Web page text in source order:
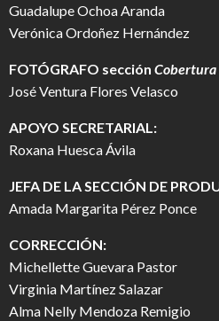
Guadalupe Ochoa Aranda
Verónica Ordoñez Hernández
FOTÓGRAFO sección Cobertura
José Ventura Flores Velasco
APOYO SECRETARIAL:
Roxana Huesca Ávila
JEFA DE LA SECCIÓN DE
Amada Margarita Pérez Ponce
CORRECCIÓN:
Michellette Guevara Pastor
Virginia Martínez Salazar
Alma Nelly Mendoza Remigio